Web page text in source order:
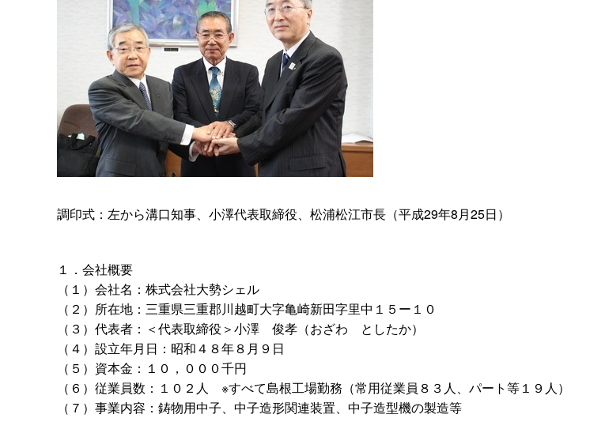
調印式：左から溝口知事、小澤代表取締役、松浦松江市長（平成29年8月25日）
１．会社概要
（１）会社名：株式会社大勢シェル
（２）所在地：三重県三重郡川越町大字亀崎新田字里中１５ー１０
（３）代表者：＜代表取締役＞小澤 俊孝（おざわ としたか）
（４）設立年月日：昭和４８年８月９日
（５）資本金：１０，０００千円
（６）従業員数：１０２ 人 ※すべて島根工場勤務（常用従業員８３人、パート等１９人）
（７）事業内容：鋳物用中子、中子造形関連装置、中子造型機の製造等